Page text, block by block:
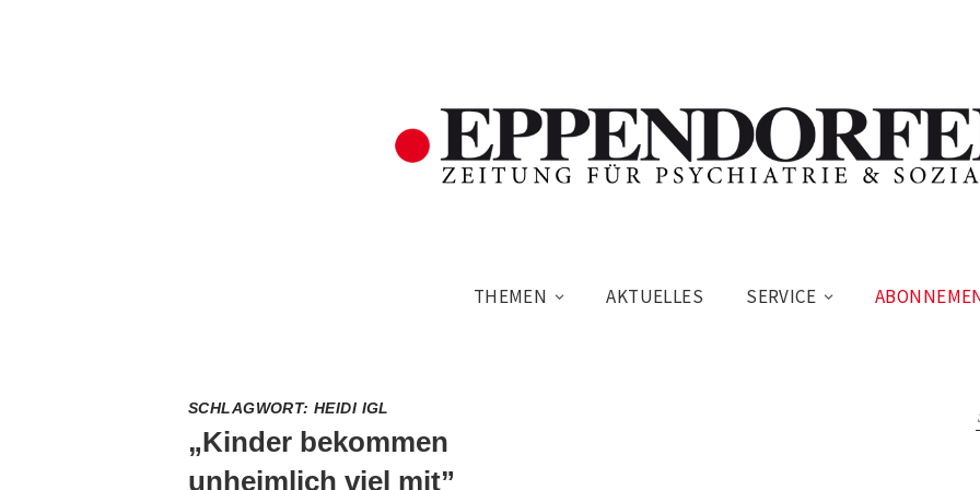
THEMEN AKTUELLES SERVICE
SCHLAGWORT:HEIDI IGL
„Kinder bekommen
unheimlich viel mit”